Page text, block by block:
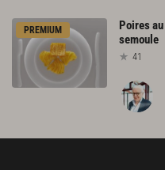
PREMIUM Poiresau
semoule
41